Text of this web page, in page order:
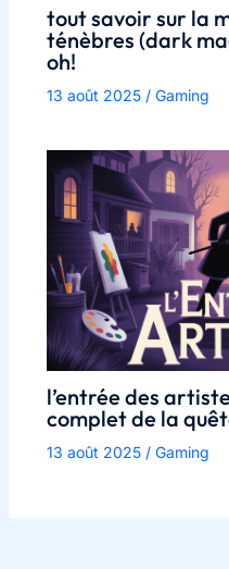
tout savoir sur la
ténèbres (dark
oh!
13 août 2025 / Gaming
l’entrée des
complet de la
13 août 2025 / Gaming